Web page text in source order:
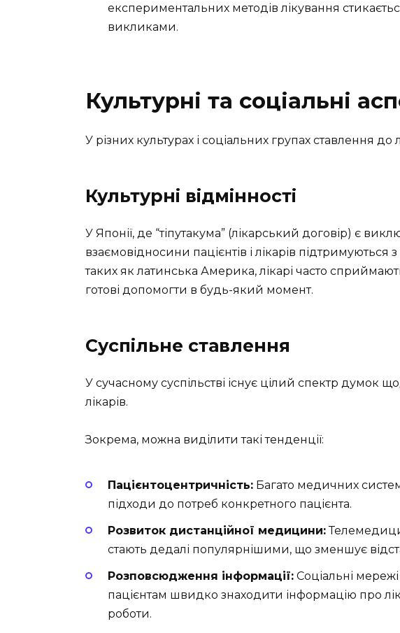
експериментальних методів лікування
викликами.
Культурні та соціальні
У різних культурах і соціальних групах ставлення до
Культурні відмінності
У Японії, де “тіпутакума” (лікарський договір) є
взаємовідносини пацієнтів і лікарів
таких як латинська Америка, лікарі часто
готові допомогти в будь-який момент.
Суспільне ставлення
У сучасному суспільстві існує цілий спектр думок
лікарів.
Зокрема, можна виділити такі тенденції:
Пацієнтоцентричність: Багато медичних
підходи до потреб конкретного пацієнта.
Розвиток дистанційної медицини:
стають дедалі популярнішими, що зменшує
Розповсюдження інформації: Соціальні
пацієнтам швидко знаходити інформацію про
роботи.